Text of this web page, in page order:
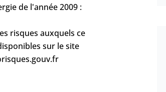
de l'année 2009 :
risques auxquels ce
sur le site